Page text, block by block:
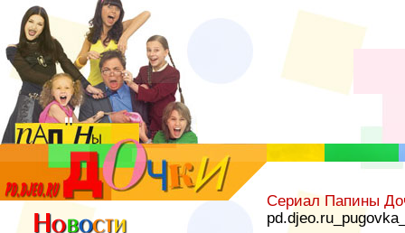
Сериал Папины